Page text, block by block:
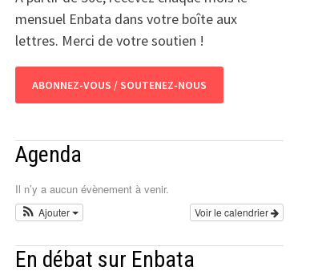
mensuel Enbata dans votre boîte aux
lettres. Merci de votre soutien !
ABONNEZ-VOUS / SOUTENEZ-NOUS
Agenda
Il n’y a aucun évènement à venir.
Voir le calendrier
Ajouter
En débat sur Enbata